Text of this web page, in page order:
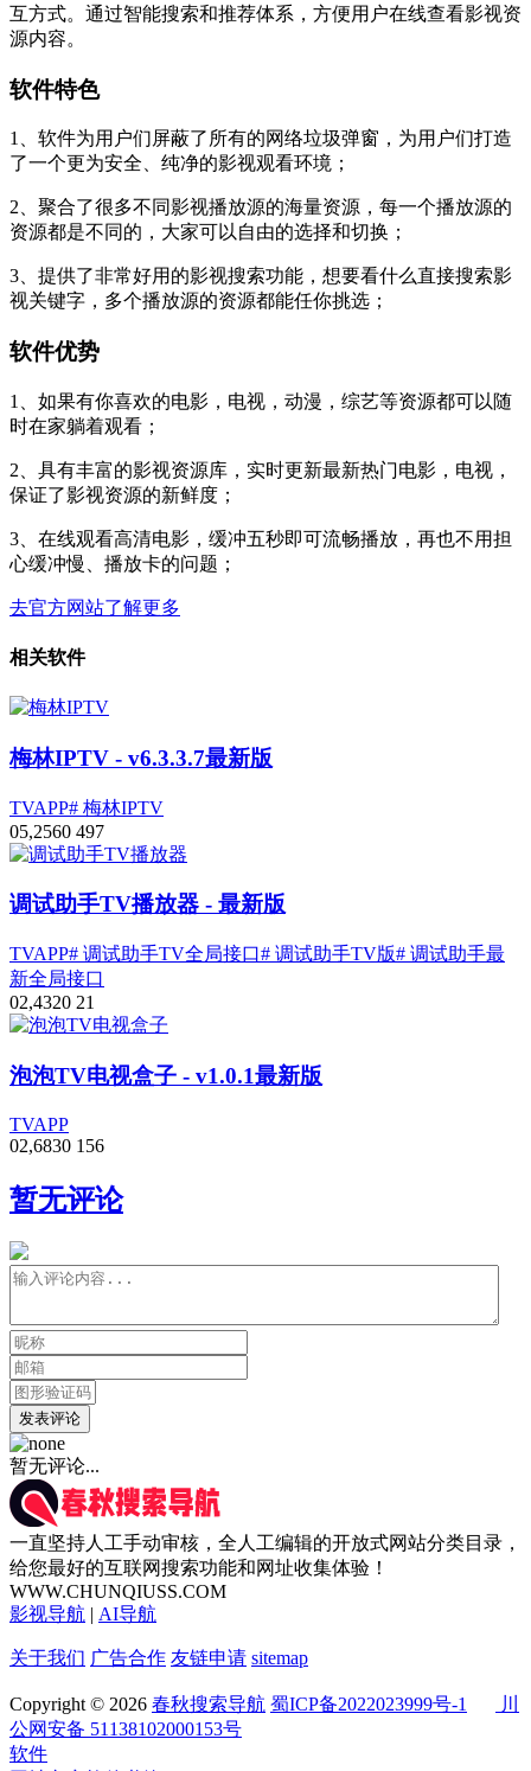
互方式。通过智能搜索和推荐体系，方便用户在线查看影视资
源内容。
软件特色
1、软件为用户们屏蔽了所有的网络垃圾弹窗，为用户们打造
了一个更为安全、纯净的影视观看环境；
2、聚合了很多不同影视播放源的海量资源，每一个播放源的
资源都是不同的，大家可以自由的选择和切换；
3、提供了非常好用的影视搜索功能，想要看什么直接搜索影
视关键字，多个播放源的资源都能任你挑选；
软件优势
1、如果有你喜欢的电影，电视，动漫，综艺等资源都可以随
时在家躺着观看；
2、具有丰富的影视资源库，实时更新最新热门电影，电视，
保证了影视资源的新鲜度；
3、在线观看高清电影，缓冲五秒即可流畅播放，再也不用担
心缓冲慢、播放卡的问题；
去官方网站了解更多
相关软件
梅林IPTV - v6.3.3.7最新版
TVAPP# 梅林IPTV
05,2560 497
调试助手TV播放器 - 最新版
TVAPP# 调试助手TV全局接口# 调试助手TV版# 调试助手最
新全局接口
02,4320 21
泡泡TV电视盒子 - v1.0.1最新版
TVAPP
02,6830 156
暂无评论
发表评论
暂无评论...
一直坚持人工手动审核，全人工编辑的开放式网站分类目录，
给您最好的互联网搜索功能和网址收集体验！
WWW.CHUNQIUSS.COM
影视导航 | AI导航
关于我们 广告合作 友链申请 sitemap
Copyright © 2026 春秋搜索导航 蜀ICP备2022023999号-1
川
公网安备 51138102000153号
软件